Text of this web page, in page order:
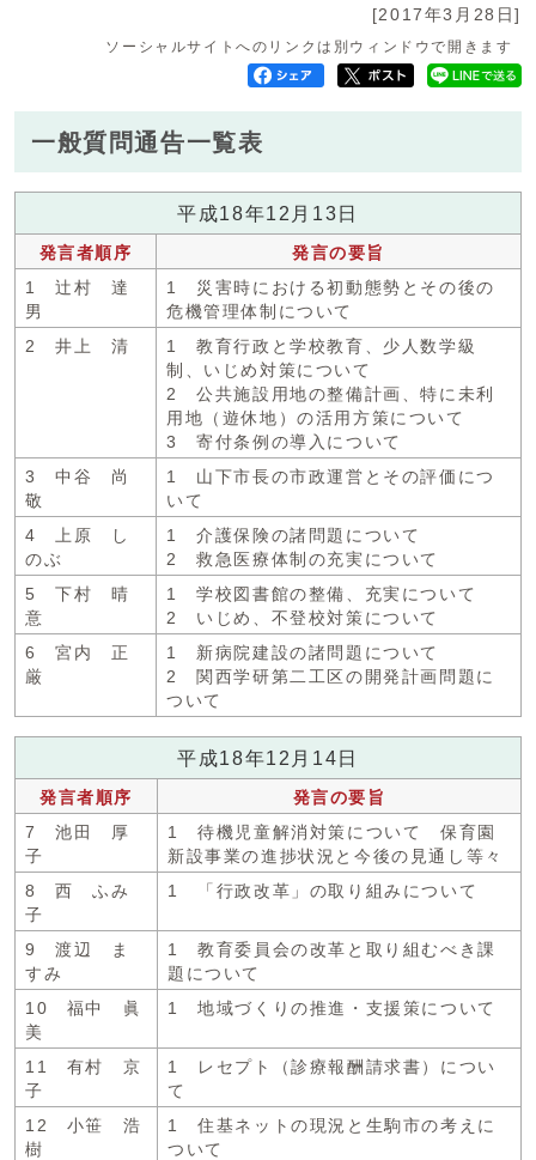
[2017年3月28日]
ソーシャルサイトへのリンクは別ウィンドウで開きます
一般質問通告一覧表
平成18年12月13日
発言者順序
発言の要旨
1 辻村 達
男
1 災害時における初動態勢とその後の
危機管理体制について
2 井上 清
1 教育行政と学校教育、少人数学級
制、いじめ対策について
2 公共施設用地の整備計画、特に未利
用地（遊休地）の活用方策について
3 寄付条例の導入について
3 中谷 尚
敬
1 山下市長の市政運営とその評価につ
いて
4 上原 し
のぶ
1 介護保険の諸問題について
2 救急医療体制の充実について
5 下村 晴
意
1 学校図書館の整備、充実について
2 いじめ、不登校対策について
6 宮内 正
厳
1 新病院建設の諸問題について
2 関西学研第二工区の開発計画問題に
ついて
平成18年12月14日
発言者順序
発言の要旨
7 池田 厚
子
1 待機児童解消対策について 保育園
新設事業の進捗状況と今後の見通し等々
8 西 ふみ
子
1 「行政改革」の取り組みについて
9 渡辺 ま
すみ
1 教育委員会の改革と取り組むべき課
題について
10 福中 眞
美
1 地域づくりの推進・支援策について
11 有村 京
子
1 レセプト（診療報酬請求書）につい
て
12 小笹 浩
樹
1 住基ネットの現況と生駒市の考えに
ついて